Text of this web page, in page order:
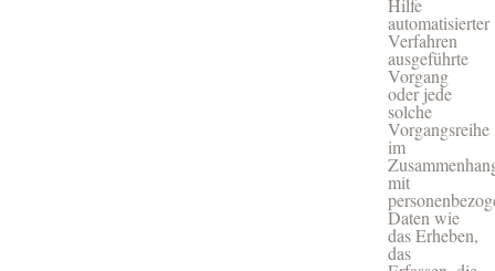
Hilfe
automatisierter
Verfahren
ausgeführte
Vorgang
oder jede
solche
Vorgangsreihe
im
mit
Daten wie
das Erheben,
das